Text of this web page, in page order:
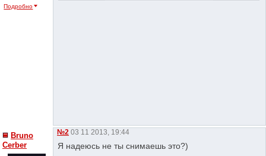
Подробно
Bruno
Cerber
№2 03 11 2013, 19:44
Я надеюсь не ты снимаешь это?)